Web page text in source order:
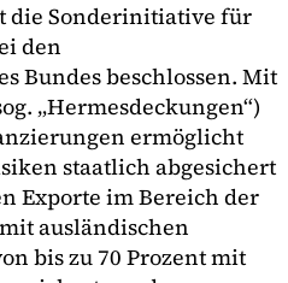
die Sonderinitiative für
den
Bundes beschlossen. Mit
„Hermesdeckungen“)
ermöglicht
staatlich abgesichert
Exporte im Bereich der
ausländischen
bis zu 70 Prozent mit